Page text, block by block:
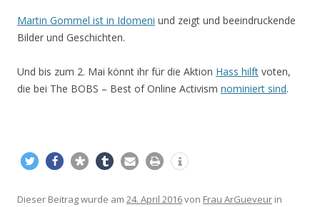
Martin Gommel ist in Idomeni und zeigt und beeindruckende
Bilder und Geschichten.
Und bis zum 2. Mai könnt ihr für die Aktion Hass hilft voten,
die bei The BOBS – Best of Online Activism nominiert sind.
Dieser Beitrag wurde am 24. April 2016von Frau ArGueveur in